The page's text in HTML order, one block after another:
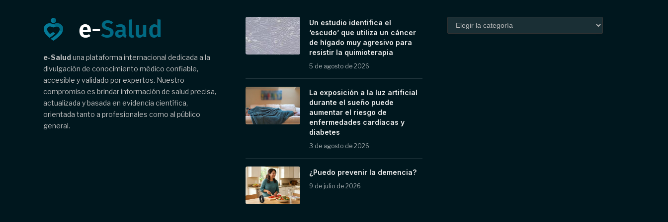
e-Saluduna plataforma internacional dedicada a la
divulgación de conocimiento médico confiable,
accesible y validado por expertos. Nuestro
compromiso es brindar información de salud precisa,
actualizada y basada en evidencia científica,
orientada tanto a profesionales como al público
general.
Un estudio identifica el
‘escudo’ que utiliza un cáncer
de hígado muy agresivo para
resistir la quimioterapia
5 de agosto de 2026
La exposición a la luz artificial
durante el sueño puede
aumentar el riesgo de
enfermedades cardíacas y
diabetes
3 de agosto de 2026
¿Puedo prevenir la demencia?
9 de julio de 2026